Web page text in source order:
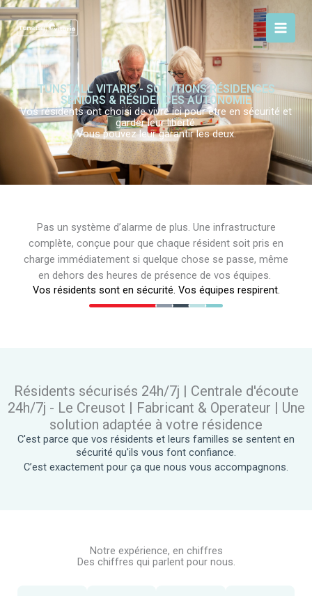
Aller
au
contenu
TUNSTALL VITARIS - SOLUTIONS RÉSIDENCES
SENIORS & RÉSIDENCES AUTONOMIE
Vos résidents ont choisi de vivre ici pour être en sécurité et
garder leur liberté.
Vous pouvez leur garantir les deux.
Pas un système d’alarme de plus. Une infrastructure
complète, conçue pour que chaque résident soit pris en
charge immédiatement si quelque chose se passe, même
en dehors des heures de présence de vos équipes.
Vos résidents sont en sécurité. Vos équipes respirent.
Résidents sécurisés 24h/7j | Centrale d'écoute
24h/7j - Le Creusot | Fabricant & Operateur | Une
solution adaptée à votre résidence
C'est parce que vos résidents et leurs familles se sentent en
sécurité qu'ils vous font confiance.
C’est exactement pour ça que nous vous accompagnons.
Notre expérience, en chiffres
Des chiffres qui parlent pour nous.